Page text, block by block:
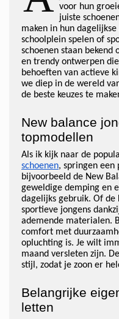
voor hun
juiste
maken in hun
schoolplein spelen of
schoenen staan
en trendy ontwerpen
behoeften van actieve
we diep in de wereld
de beste keuzes te
New balance
topmodellen
Als ik kijk naar de
schoenen, springen een
bijvoorbeeld de New
geweldige demping en
dagelijks gebruik. Of de
sportieve jongens
ademende materialen.
comfort met
opluchting is. Je wilt
maand versleten zijn.
stijl, zodat je zoon er
Belangrijke
letten